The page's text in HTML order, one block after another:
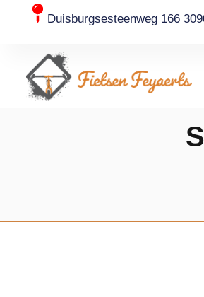
Duisburgsesteenweg 166